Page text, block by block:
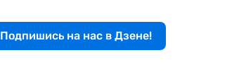
Подпишись на нас в Дзене!